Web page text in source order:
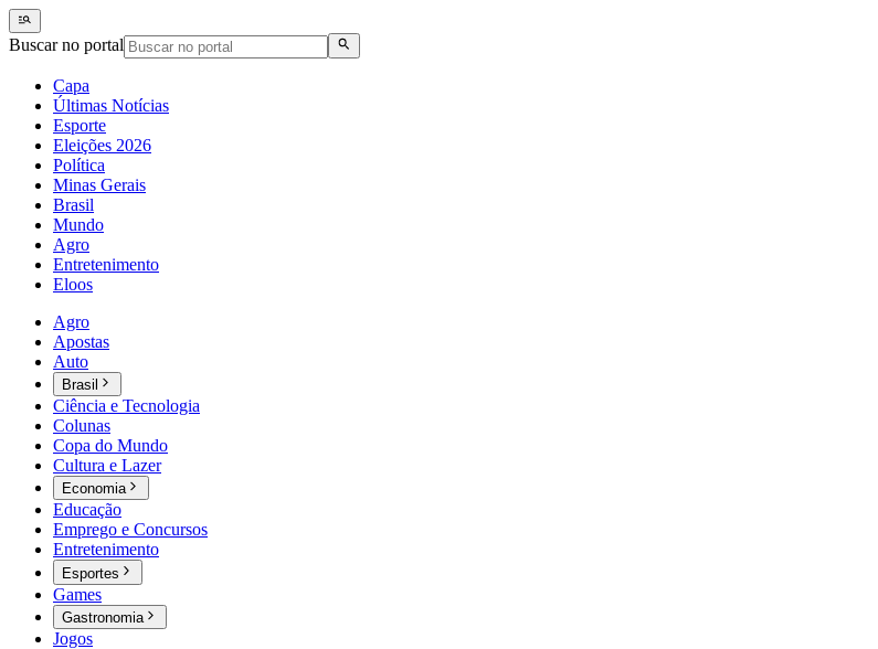
Buscar no portal
Capa
Últimas Notícias
Esporte
Eleições 2026
Política
Minas Gerais
Brasil
Mundo
Agro
Entretenimento
Eloos
Agro
Apostas
Auto
Brasil
Ciência e Tecnologia
Colunas
Copa do Mundo
Cultura e Lazer
Economia
Educação
Emprego e Concursos
Entretenimento
Esportes
Games
Gastronomia
Jogos